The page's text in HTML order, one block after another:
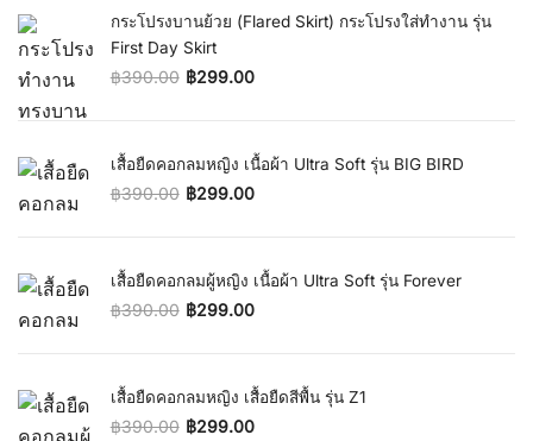
กระโปรงบานย้วย (Flared Skirt) กระโปรงใส่ทำงาน รุ่น
First Day Skirt
฿390.00
Original price was: ฿390.00.
฿299.00
Current price is: ฿299.00.
เสื้อยืดคอกลมหญิง เนื้อผ้า Ultra Soft รุ่น BIG BIRD
฿390.00 ฿299.00
เสื้อยืดคอกลมผู้หญิง เนื้อผ้า Ultra Soft รุ่น Forever
฿390.00 ฿299.00
เสื้อยืดคอกลมหญิง เสื้อยืดสีพื้น รุ่น Z1
฿390.00 ฿299.00